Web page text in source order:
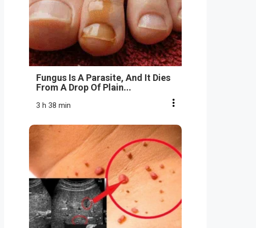
Fungus Is A Parasite, And It Dies
From A Drop Of Plain...
3 h 38 min